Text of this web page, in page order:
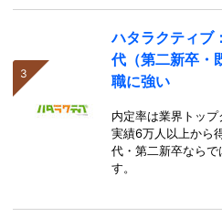
ハタラクティブ
代（第二新卒・
職に強い
内定率は業界トッ
実績6万人以上から
代・第二新卒ならで
す。